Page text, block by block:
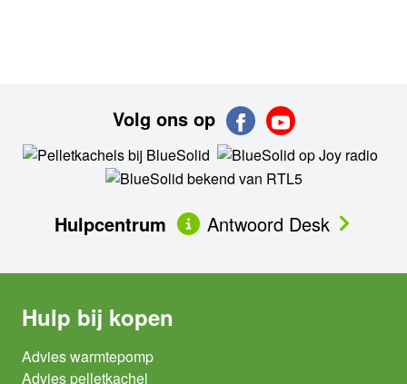
Volg ons op
Hulpcentrum Antwoord Desk
Hulp bij kopen
Advies warmtepomp
Advies pelletkachel